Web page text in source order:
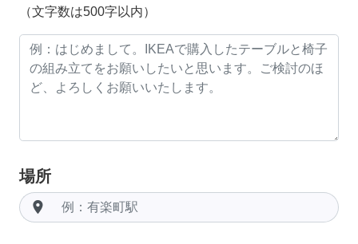
（文字数は500字以内）
場所
room